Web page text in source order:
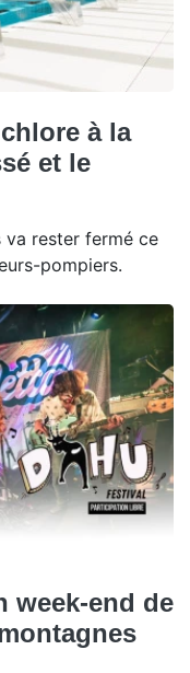
à la
et le
va rester fermé ce
pompiers.
week-end de